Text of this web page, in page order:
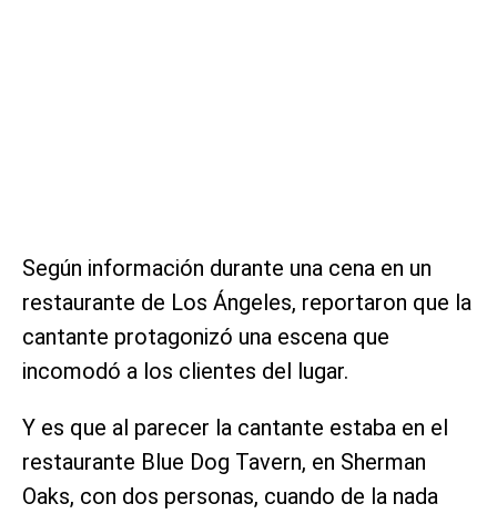
Según información durante una cena en un
restaurante de Los Ángeles, reportaron que la
cantante protagonizó una escena que
incomodó a los clientes del lugar.
Y es que al parecer la cantante estaba en el
restaurante Blue Dog Tavern, en Sherman
Oaks, con dos personas, cuando de la nada